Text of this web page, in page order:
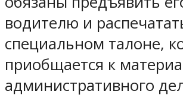
водителю и
специальном талоне,
приобщается к
административного